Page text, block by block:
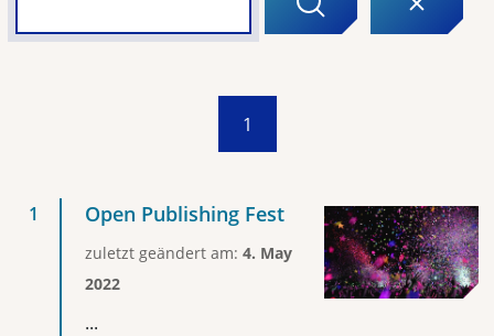
1
Open Publishing Fest
zuletzt geändert am: 4. May
2022
...